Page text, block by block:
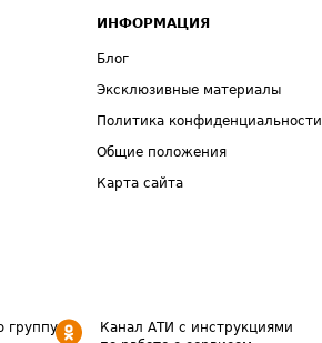
ИНФОРМАЦИЯ
Блог
Эксклюзивные материалы
Политика конфиденциальности
Общие положения
Карта сайта
группу
Канал АТИ с инструкциями